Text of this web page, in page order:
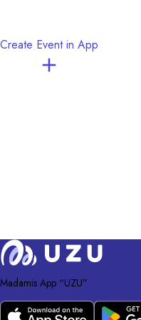
・這是作者精心製作的作品。
感謝所有參與測試遊戲的朋友們
OtoLogic(https://otologic.jp)
On-Jin ～音人～(https://on-
效果音ラボ
Create Event in App
Madamis App “UZU”